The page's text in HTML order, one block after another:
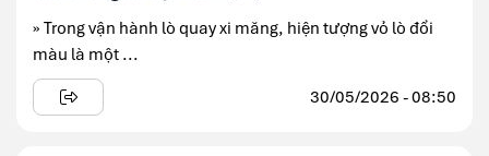
» Trong vận hành lò quay xi măng, hiện tượng vỏ lò đổi
màu là một ...
30/05/2026 - 08:50